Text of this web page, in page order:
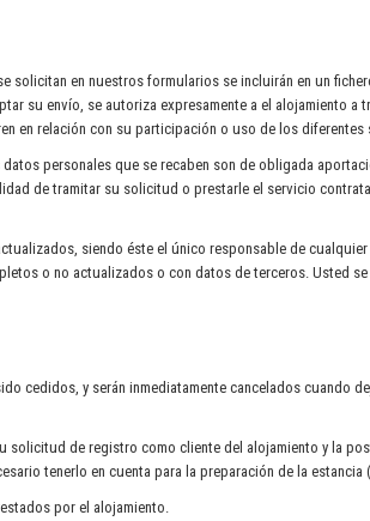
en nuestros formularios se incluirán en un
su envío, se autoriza expresamente a el alojamiento
relación con su participación o uso de los diferentes
personales que se recaben son de obligada
de tramitar su solicitud o prestarle el servicio
siendo éste el único responsable de
o no actualizados o con datos de terceros. Usted
cedidos, y serán inmediatamente cancelados cuando
solicitud de registro como cliente del alojamiento y la
tenerlo en cuenta para la preparación de la
por el alojamiento.